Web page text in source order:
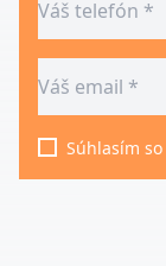
Súhlasím so